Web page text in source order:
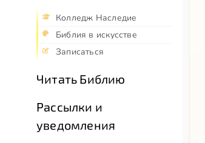
Колледж Наследие
Библия в искусстве
Записаться
Читать Библию
Рассылки и
уведомления